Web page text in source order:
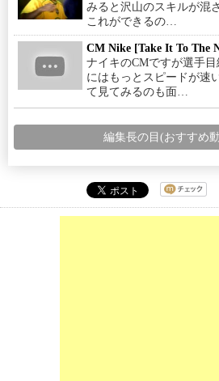
みると沢山のスキルが混
これができるの…
CM Nike [Take It To The
ナイキのCMですが選手
にはもっとスピードが速
て見てみるのも面…
編集長の目(おすすめ